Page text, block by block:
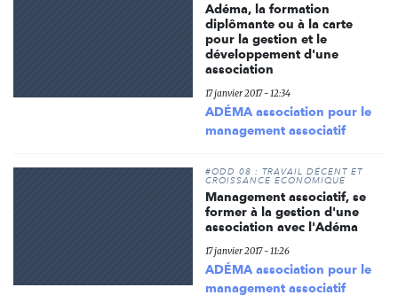
Adéma, la formation
diplômante ou à la carte
pour la gestion et le
développement d'une
association
17 janvier 2017 - 12:34
ADÉMA association pour le
management associatif
#ODD 08 : TRAVAIL DÉCENT ET
CROISSANCE ÉCONOMIQUE
Management associatif, se
former à la gestion d'une
association avec l'Adéma
17 janvier 2017 - 11:26
ADÉMA association pour le
management associatif